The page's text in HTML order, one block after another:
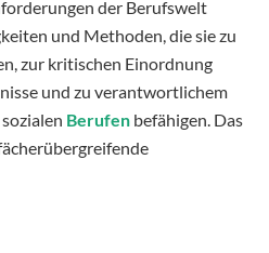
der Berufswelt
und Methoden, die sie zu
zur kritischen Einordnung
und zu verantwortlichem
Berufen befähigen. Das